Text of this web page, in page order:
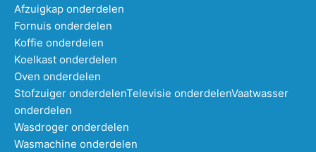
Afzuigkap onderdelen
Fornuis onderdelen
Koffie onderdelen
Koelkast onderdelen
Oven onderdelen
Stofzuiger onderdelenTelevisie onderdelenVaatwasser
onderdelen
Wasdroger onderdelen
Wasmachine onderdelen